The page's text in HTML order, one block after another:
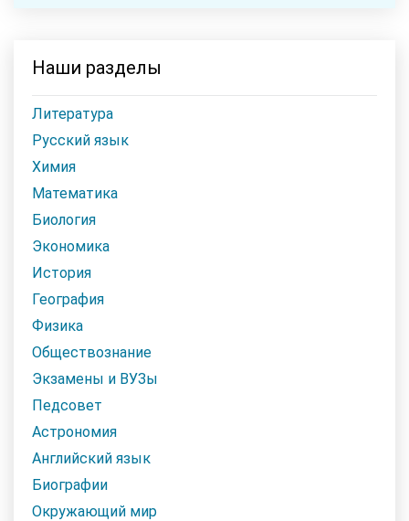
Наши разделы
Литература
Русский язык
Химия
Математика
Биология
Экономика
История
География
Физика
Обществознание
Экзамены и ВУЗы
Педсовет
Астрономия
Английский язык
Биографии
Окружающий мир